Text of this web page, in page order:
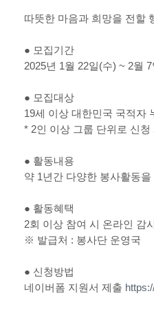
따뜻한 마음과 희망을 전할
● 모집기간
2025년 1 월 22일(수) ~ 2월 7
● 모집대상
19세 이상 대한민국 국적자
* 2인 이상 그룹 단위로 신청
● 활동내용
약 1 년간 다양한 봉사활동
● 활동혜택
2회 이상 참여 시 온라인 감
※ 발급처 : 봉사단 운영국
● 신청방법
네이버폼 지원서 제출